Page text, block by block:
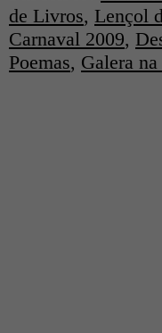
de Livros, Lençol
Carnaval 2009,
Poemas, Galera na